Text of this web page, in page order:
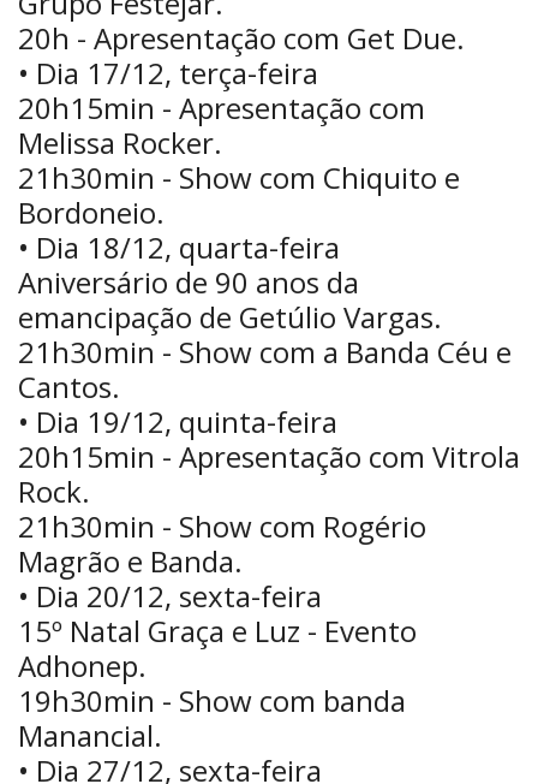
20h - Apresentação com Get Due.
• Dia 17/12, terça-feira
20h15min - Apresentação com
Melissa Rocker.
21h30min - Show com Chiquito e
Bordoneio.
• Dia 18/12, quarta-feira
Aniversário de 90 anos da
emancipação de Getúlio Vargas.
21h30min - Show com a Banda Céu e
Cantos.
• Dia 19/12, quinta-feira
20h15min - Apresentação com Vitrola
Rock.
21h30min - Show com Rogério
Magrão e Banda.
• Dia 20/12, sexta-feira
15º Natal Graça e Luz - Evento
Adhonep.
19h30min - Show com banda
Manancial.
• Dia 27/12, sexta-feira